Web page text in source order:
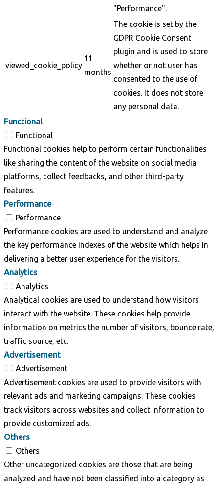
"Performance".
viewed_cookie_policy
11
months
The cookie is set by the
GDPR Cookie Consent
plugin and is used to store
whether or not user has
consented to the use of
cookies. It does not store
any personal data.
Functional
Functional
Functional cookies help to perform certain functionalities
like sharing the content of the website on social media
platforms, collect feedbacks, and other third-party
features.
Performance
Performance
Performance cookies are used to understand and analyze
the key performance indexes of the website which helps in
delivering a better user experience for the visitors.
Analytics
Analytics
Analytical cookies are used to understand how visitors
interact with the website. These cookies help provide
information on metrics the number of visitors, bounce rate,
traffic source, etc.
Advertisement
Advertisement
Advertisement cookies are used to provide visitors with
relevant ads and marketing campaigns. These cookies
track visitors across websites and collect information to
provide customized ads.
Others
Others
Other uncategorized cookies are those that are being
analyzed and have not been classified into a category as